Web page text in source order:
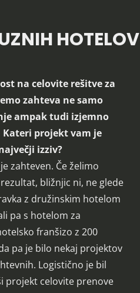
HOTELOV
na celovite rešitve za
zahteva ne samo
ampak tudi izjemno
projekt vam je
izziv?
zahteven. Če želimo
bližnjic ni, ne glede
z družinskim hotelom
pa s hotelom za
franšizo z 200
pa je bilo nekaj projektov
Logistično je bil
projekt celovite prenove